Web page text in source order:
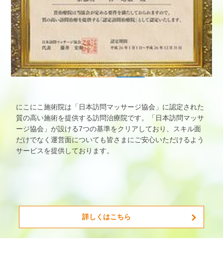
にこにこ施術院は「日本訪問マッサージ協会」に認定された
質の高い施術を提供する訪問治療院です。「日本訪問マッサ
ージ協会」が設ける7つの基準をクリアしており、スキル面
だけでなく運営面についても皆さまにご安心いただけるよう
サービスを提供しております。
詳しくはこちら